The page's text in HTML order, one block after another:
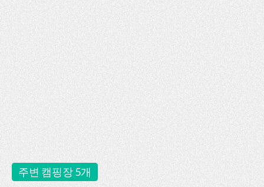
주변 캠핑장 5개